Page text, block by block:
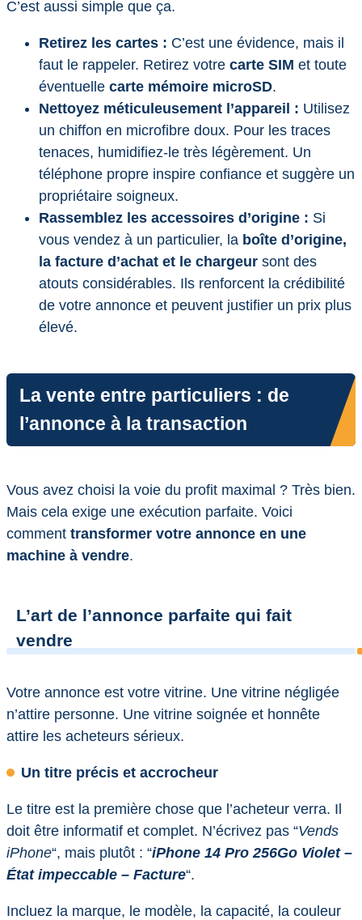
C’est aussi simple que ça.
Retirez les cartes : C’est une évidence, mais il
faut le rappeler. Retirez votre carte SIM et toute
éventuelle carte mémoire microSD.
Nettoyez méticuleusement l’appareil : Utilisez
un chiffon en microfibre doux. Pour les traces
tenaces, humidifiez-le très légèrement. Un
téléphone propre inspire confiance et suggère un
propriétaire soigneux.
Rassemblez les accessoires d’origine : Si
vous vendez à un particulier, la boîte d’origine,
la facture d’achat et le chargeur sont des
atouts considérables. Ils renforcent la crédibilité
de votre annonce et peuvent justifier un prix plus
élevé.
La vente entre particuliers : de
l’annonce à la transaction
Vous avez choisi la voie du profit maximal ? Très bien.
Mais cela exige une exécution parfaite. Voici
comment transformer votre annonce en une
machine à vendre.
L’art de l’annonce parfaite qui fait
vendre
Votre annonce est votre vitrine. Une vitrine négligée
n’attire personne. Une vitrine soignée et honnête
attire les acheteurs sérieux.
Un titre précis et accrocheur
Le titre est la première chose que l’acheteur verra. Il
doit être informatif et complet. N’écrivez pas “Vends
iPhone“, mais plutôt : “iPhone 14 Pro 256Go Violet –
État impeccable – Facture“.
Incluez la marque, le modèle, la capacité, la couleur